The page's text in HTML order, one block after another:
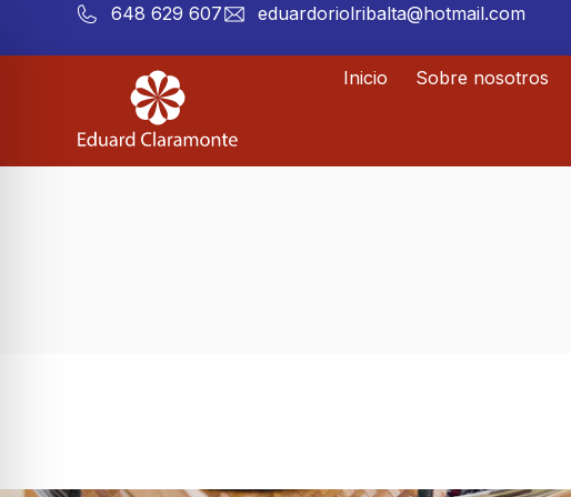
648 629 607 eduardoriolribalta@hotmail.com
Inicio Sobre nosotros